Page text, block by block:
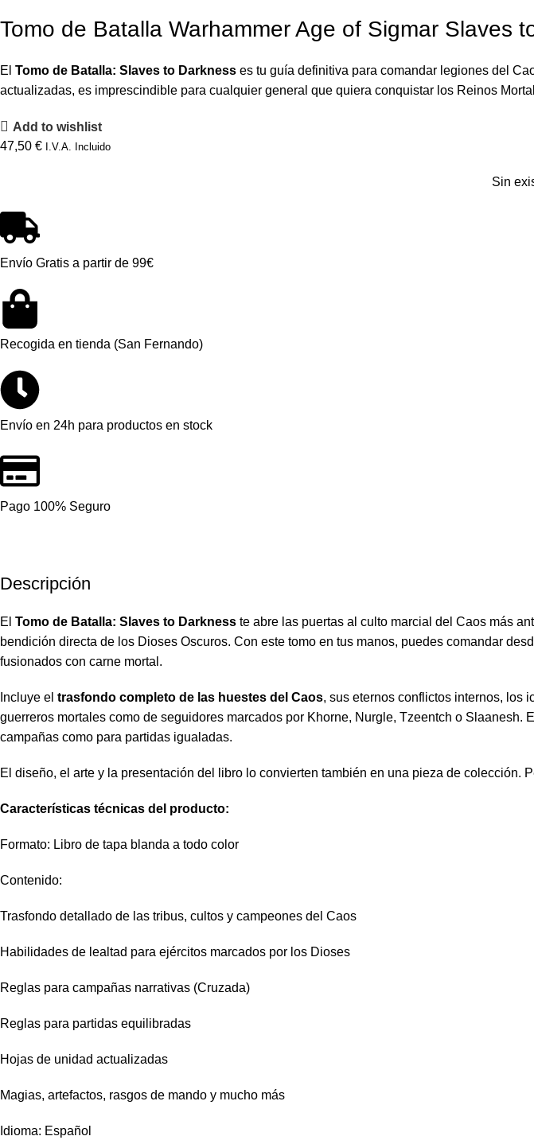
Tomo de Batalla Warhammer Age of Sigmar Slaves
El Tomo de Batalla: Slaves to Darkness es tu guía definitiva para comandar legiones del
actualizadas, es imprescindible para cualquier general que quiera conquistar los Reinos
Add to wishlist
47,50 € I.V.A. Incluido
Sin
Envío Gratis a partir de 99€
Recogida en tienda (San Fernando)
Envío en 24h para productos en stock
Pago 100% Seguro
Descripción
El Tomo de Batalla: Slaves to Darkness te abre las puertas al culto marcial del Caos más
bendición directa de los Dioses Oscuros. Con este tomo en tus manos, puedes comandar
fusionados con carne mortal.
Incluye el trasfondo completo de las huestes del Caos, sus eternos conflictos internos, los
guerreros mortales como de seguidores marcados por Khorne, Nurgle, Tzeentch o
campañas como para partidas igualadas.
El diseño, el arte y la presentación del libro lo convierten también en una pieza de colección.
Características técnicas del producto:
Formato: Libro de tapa blanda a todo color
Contenido:
Trasfondo detallado de las tribus, cultos y campeones del Caos
Habilidades de lealtad para ejércitos marcados por los Dioses
Reglas para campañas narrativas (Cruzada)
Reglas para partidas equilibradas
Hojas de unidad actualizadas
Magias, artefactos, rasgos de mando y mucho más
Idioma: Español